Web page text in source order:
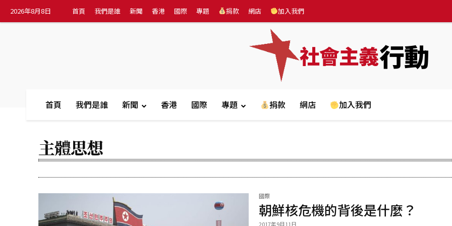
2026年8月8日 首頁 我們是誰 新聞 香港 國際 專題 捐款 網店 加入我們
社會主義行動
首頁 我們是誰 新聞 香港 國際 專題 捐款 網店 加入我們
主體思想
國際
朝鮮核危機的背後是什麼？
2017年9月11日